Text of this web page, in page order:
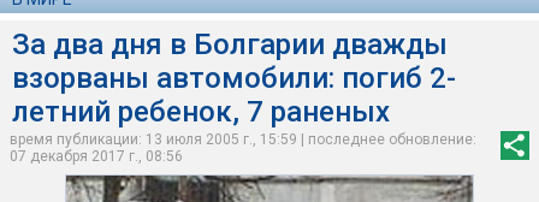
За два дня в Болгарии дважды
взорваны автомобили: погиб 2-
летний ребенок, 7 раненых
время публикации: 13 июля 2005 г., 15:59 | последнее обновление:
07 декабря 2017 г., 08:56